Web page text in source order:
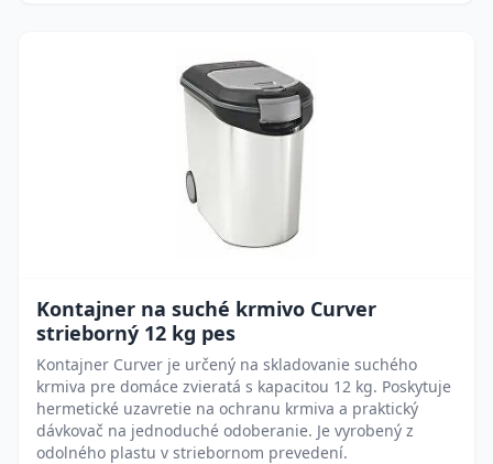
Kontajner na suché krmivo Curver
strieborný 12 kg pes
Kontajner Curver je určený na skladovanie suchého
krmiva pre domáce zvieratá s kapacitou 12 kg. Poskytuje
hermetické uzavretie na ochranu krmiva a praktický
dávkovač na jednoduché odoberanie. Je vyrobený z
odolného plastu v striebornom prevedení.